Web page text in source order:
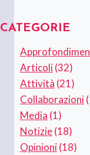
CATEGORIE
Articoli(32)
Attività (21)
Collaborazioni
Media (1)
Notizie(18)
Opinioni(18)